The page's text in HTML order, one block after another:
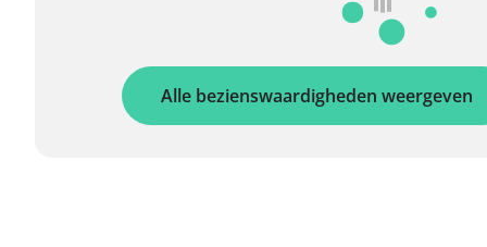
Alle bezienswaardigheden weergeven